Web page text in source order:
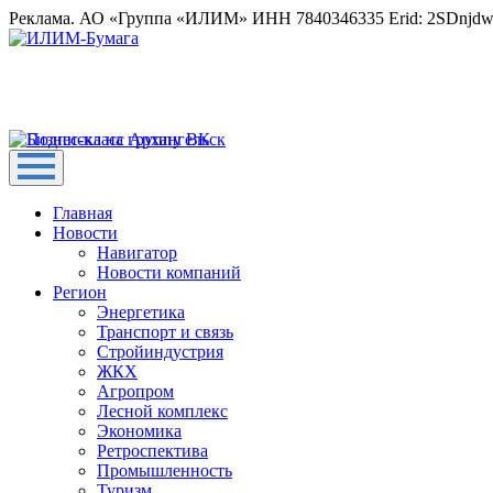
Реклама. АО «Группа «ИЛИМ» ИНН 7840346335 Erid:
Главная
Новости
Навигатор
Новости компаний
Регион
Энергетика
Транспорт и связь
Стройиндустрия
ЖКХ
Агропром
Лесной комплекс
Экономика
Ретроспектива
Промышленность